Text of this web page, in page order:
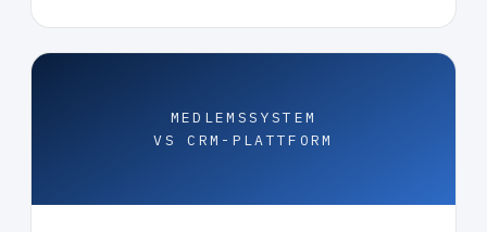
MEDLEMSSYSTEM
VS CRM-PLATTFORM